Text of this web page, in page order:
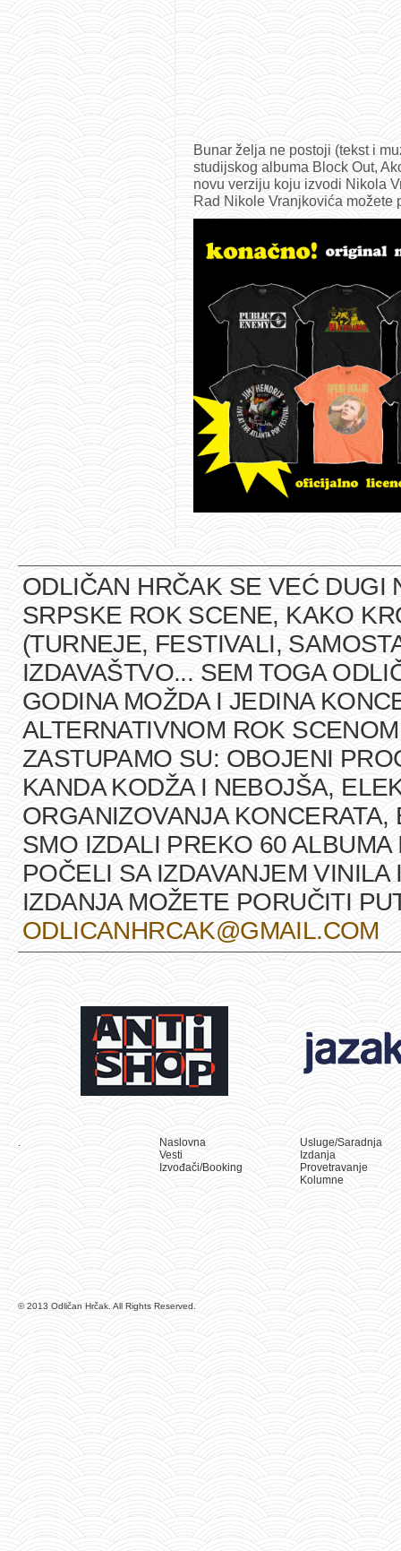
Bunar želja ne postoji (tekst i
studijskog albuma Block Out,
novu verziju koju izvodi Nikola
Rad Nikole Vranjkovića možete
ODLIČAN HRČAK SE VEĆ DUGI
SRPSKE ROK SCENE, KAKO
(TURNEJE, FESTIVALI,
IZDAVAŠTVO... SEM TOGA
GODINA MOŽDA I JEDINA
ALTERNATIVNOM ROK
ZASTUPAMO SU: OBOJENI
KANDA KODŽA I NEBOJŠA,
ORGANIZOVANJA
SMO IZDALI PREKO 60
POČELI SA IZDAVANJEM
IZDANJA MOŽETE PORUČITI
ODLICANHRCAK@GMAIL.COM
.
Naslovna
Vesti
Izvođači/Booking
Usluge/Saradnja
Izdanja
Provetravanje
Kolumne
© 2013 Odličan Hrčak. All Rights Reserved.